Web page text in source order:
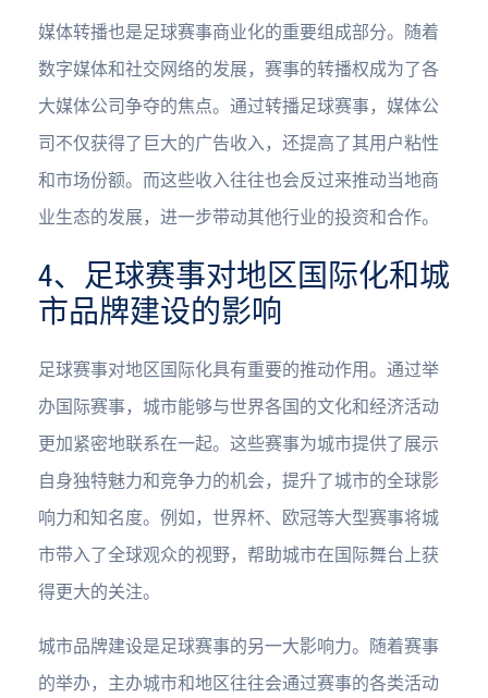
媒体转播也是足球赛事商业化的重要组成部分。随着
数字媒体和社交网络的发展，赛事的转播权成为了各
大媒体公司争夺的焦点。通过转播足球赛事，媒体公
司不仅获得了巨大的广告收入，还提高了其用户粘性
和市场份额。而这些收入往往也会反过来推动当地商
业生态的发展，进一步带动其他行业的投资和合作。
4、足球赛事对地区国际化和城
市品牌建设的影响
足球赛事对地区国际化具有重要的推动作用。通过举
办国际赛事，城市能够与世界各国的文化和经济活动
更加紧密地联系在一起。这些赛事为城市提供了展示
自身独特魅力和竞争力的机会，提升了城市的全球影
响力和知名度。例如，世界杯、欧冠等大型赛事将城
市带入了全球观众的视野，帮助城市在国际舞台上获
得更大的关注。
城市品牌建设是足球赛事的另一大影响力。随着赛事
的举办，主办城市和地区往往会通过赛事的各类活动